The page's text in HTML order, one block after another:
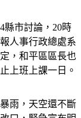
縣市討論，20時
人事行政總處系
，和平區區長也
上班上課一日。
雨，天空還不斷